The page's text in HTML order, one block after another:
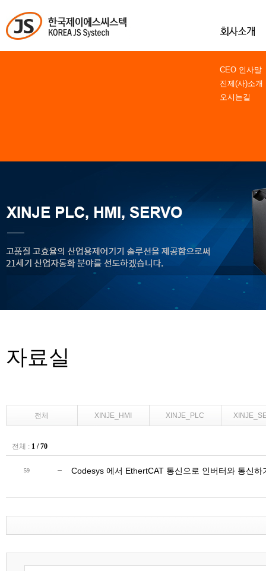
CEO 인사말
진제(사)소개
오시는길
자료실
전체 XINJE_HMI XINJE_PLC
전체 : 1 / 70
59 Codesys 에서 EthertCAT 통신으로 인버터와 통신하